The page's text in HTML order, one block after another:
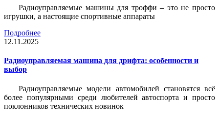
Радиоуправляемые машины для троффи – это не просто
игрушки, а настоящие спортивные аппараты
Подробнее
12.11.2025
Радиоуправляемая машина для дрифта: особенности и
выбор
Радиоуправляемые модели автомобилей становятся всё
более популярными среди любителей автоспорта и просто
поклонников технических новинок